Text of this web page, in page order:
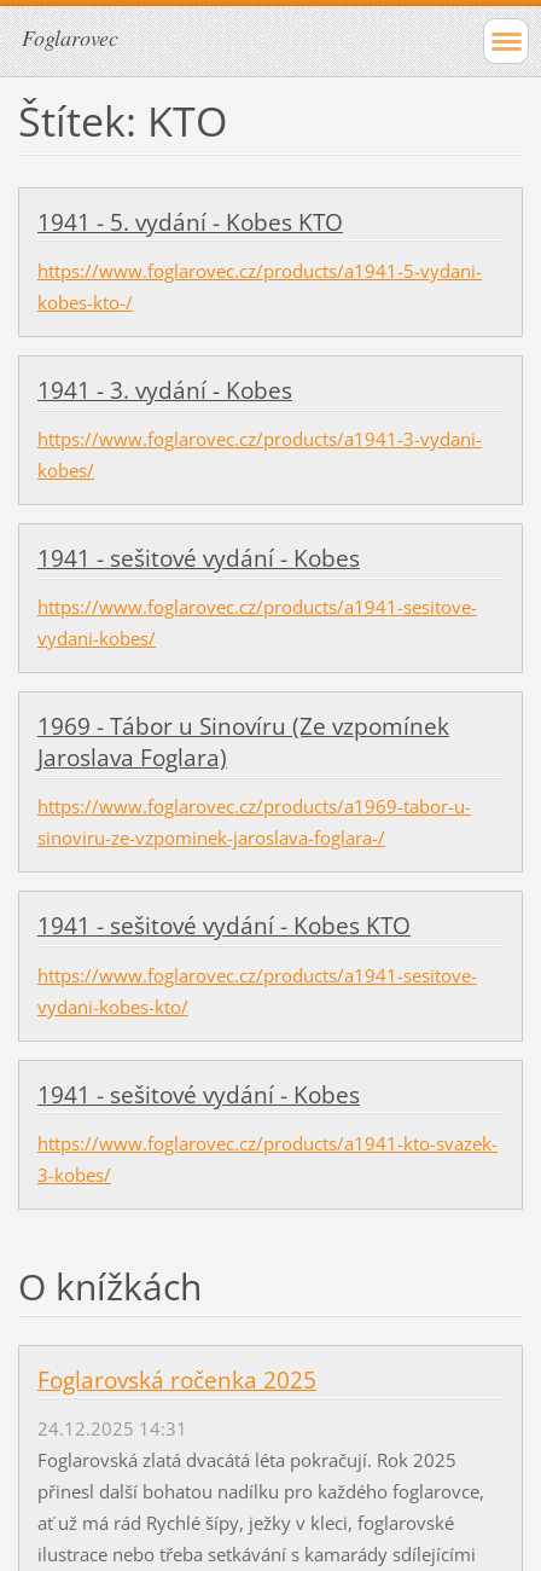
Foglarovec
Štítek: KTO
1941 - 5. vydání - Kobes KTO
https://www.foglarovec.cz/products/a1941-5-vydani-
kobes-kto-/
1941 - 3. vydání - Kobes
https://www.foglarovec.cz/products/a1941-3-vydani-
kobes/
1941 - sešitové vydání - Kobes
https://www.foglarovec.cz/products/a1941-sesitove-
vydani-kobes/
1969 - Tábor u Sinovíru (Ze vzpomínek
Jaroslava Foglara)
https://www.foglarovec.cz/products/a1969-tabor-u-
sinoviru-ze-vzpominek-jaroslava-foglara-/
1941 - sešitové vydání - Kobes KTO
https://www.foglarovec.cz/products/a1941-sesitove-
vydani-kobes-kto/
1941 - sešitové vydání - Kobes
https://www.foglarovec.cz/products/a1941-kto-svazek-
3-kobes/
O knížkách
Foglarovská ročenka 2025
24.12.2025 14:31
Foglarovská zlatá dvacátá léta pokračují. Rok 2025
přinesl další bohatou nadílku pro každého foglarovce,
ať už má rád Rychlé šípy, ježky v kleci, foglarovské
ilustrace nebo třeba setkávání s kamarády sdílejícími